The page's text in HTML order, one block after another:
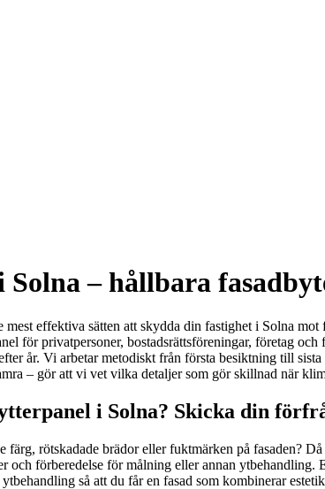
Solna – hållbara
mest effektiva sätten att skydda din fastighet i Solna
för privatpersoner, bostadsrättsföreningar, företag
år. Vi arbetar metodiskt från första besiktning till
– gör att vi vet vilka detaljer som gör skillnad när
i Solna? Skicka din
färg, rötskadade brädor eller fuktmärken på fasaden?
och förberedelse för målning eller annan
så att du får en fasad som kombinerar